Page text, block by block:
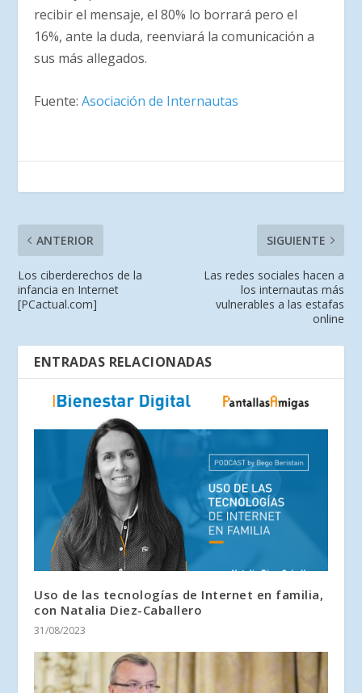
recibir el mensaje, el 80% lo borrará pero el
16%, ante la duda, reenviará la comunicación a
sus más allegados.
Fuente:Asociación de Internautas
ANTERIOR
Los ciberderechos de la
infancia en Internet
[PCactual.com]
SIGUIENTE
Las redes sociales hacen a
los internautas más
vulnerables a las estafas
online
ENTRADAS RELACIONADAS
Uso de las tecnologías de Internet en familia,
con Natalia Diez-Caballero
31/08/2023